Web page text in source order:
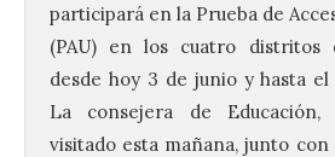
participará en la Prueba de
(PAU) en los cuatro distritos
desde hoy 3 de junio y hasta
La consejera de Educación,
visitado esta mañana, junto